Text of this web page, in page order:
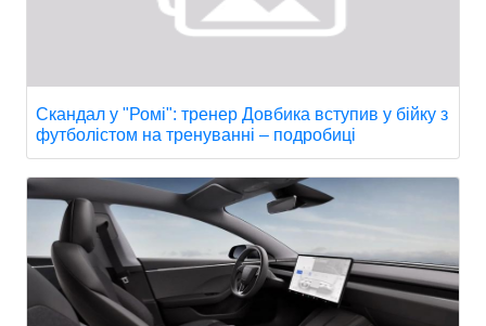
Скандал у "Ромі": тренер Довбика вступив у бійку з
футболістом на тренуванні – подробиці